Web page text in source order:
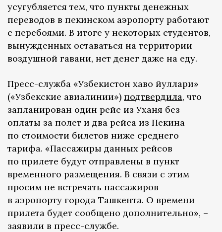
усугубляется тем, что пункты денежных
переводов в пекинском аэропорту работают
с перебоями. В итоге у некоторых студентов,
вынужденных оставаться на территории
воздушной гавани, нет денег даже на еду.
Пресс-служба «Узбекистон хаво йуллари»
(«Узбекские авиалинии») подтвердила, что
запланирован один рейс из Уханя без
оплаты за полет и два рейса из Пекина
по стоимости билетов ниже среднего
тарифа. «Пассажиры данных рейсов
по прилете будут отправлены в пункт
временного размещения. В связи с этим
просим не встречать пассажиров
в аэропорту города Ташкента. О времени
прилета будет сообщено дополнительно», –
заявили в пресс-службе.